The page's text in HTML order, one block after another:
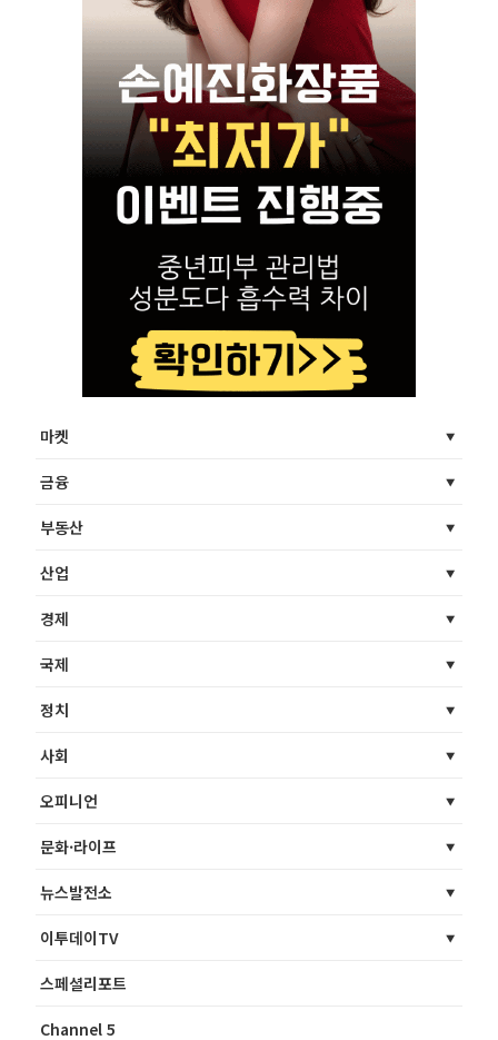
마켓
금융
부동산
산업
경제
국제
정치
사회
오피니언
문화·라이프
뉴스발전소
이투데이TV
스페셜리포트
Channel 5